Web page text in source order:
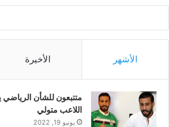
الأشهر الأخيرة
متتبعون للشأن
اللاعب متولي
يونيو 19, 2022